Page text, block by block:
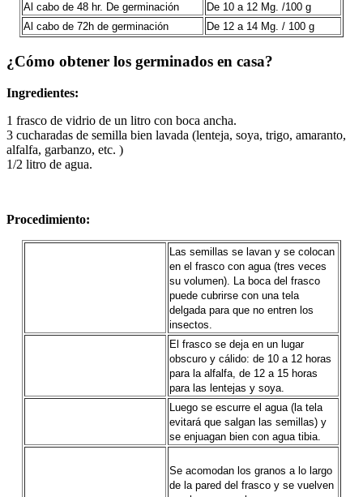
Al cabo de 48 hr. De germinación
De 10 a 12 Mg. /100 g
Al cabo de 72h de germinación
De 12 a 14 Mg. / 100 g
¿Cómo obtener los germinados en casa?
Ingredientes:
1 frasco de vidrio de un litro con boca ancha.
3 cucharadas de semilla bien lavada (lenteja, soya, trigo, amaranto,
alfalfa, garbanzo, etc. )
1/2 litro de agua.
Procedimiento:
Las semillas se lavan y se colocan
en el frasco con agua (tres veces
su volumen). La boca del frasco
puede cubrirse con una tela
delgada para que no entren los
insectos.
El frasco se deja en un lugar
obscuro y cálido: de 10 a 12 horas
para la alfalfa, de 12 a 15 horas
para las lentejas y soya.
Luego se escurre el agua (la tela
evitará que salgan las semillas) y
se enjuagan bien con agua tibia.
Se acomodan los granos a lo largo
de la pared del frasco y se vuelven